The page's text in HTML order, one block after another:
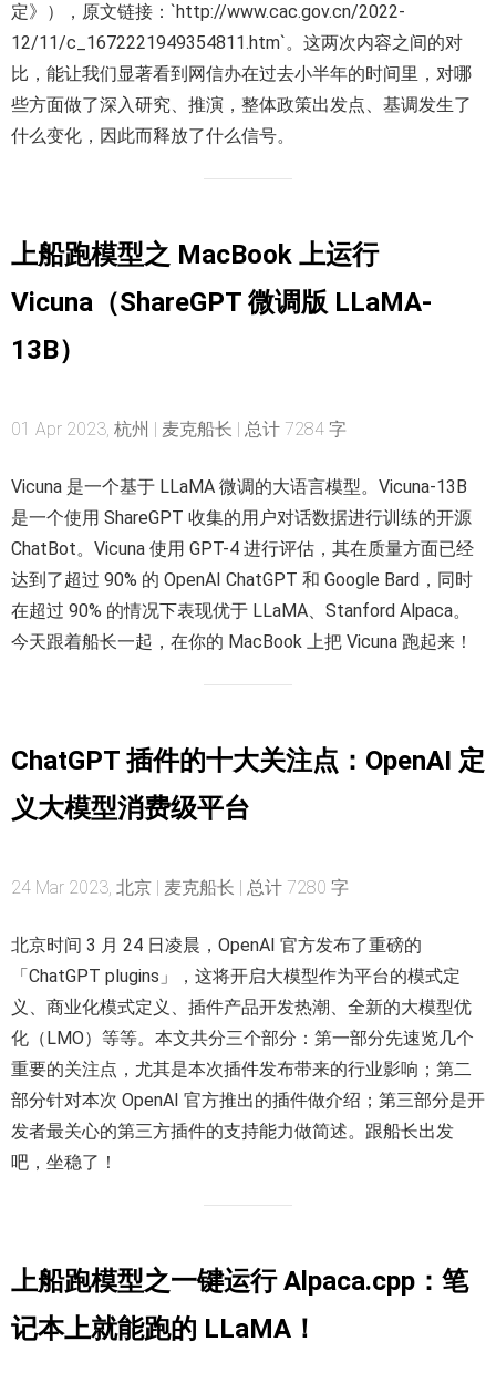
定》），原文链接：`http://www.cac.gov.cn/2022-
12/11/c_1672221949354811.htm`。这两次内容之间的对
比，能让我们显著看到网信办在过去小半年的时间里，对哪
些方面做了深入研究、推演，整体政策出发点、基调发生了
什么变化，因此而释放了什么信号。
上船跑模型之 MacBook 上运行
Vicuna（ShareGPT 微调版 LLaMA-
13B）
01 Apr 2023, 杭州 | 麦克船长 | 总计 7284 字
Vicuna 是一个基于 LLaMA 微调的大语言模型。Vicuna-13B
是一个使用 ShareGPT 收集的用户对话数据进行训练的开源
ChatBot。Vicuna 使用 GPT-4 进行评估，其在质量方面已经
达到了超过 90% 的 OpenAI ChatGPT 和 Google Bard，同时
在超过 90% 的情况下表现优于 LLaMA、Stanford Alpaca。
今天跟着船长一起，在你的 MacBook 上把 Vicuna 跑起来！
ChatGPT 插件的十大关注点：OpenAI 定
义大模型消费级平台
24 Mar 2023, 北京 | 麦克船长 | 总计 7280 字
北京时间 3 月 24 日凌晨，OpenAI 官方发布了重磅的
「ChatGPT plugins」，这将开启大模型作为平台的模式定
义、商业化模式定义、插件产品开发热潮、全新的大模型优
化（LMO）等等。本文共分三个部分：第一部分先速览几个
重要的关注点，尤其是本次插件发布带来的行业影响；第二
部分针对本次 OpenAI 官方推出的插件做介绍；第三部分是开
发者最关心的第三方插件的支持能力做简述。跟船长出发
吧，坐稳了！
上船跑模型之一键运行 Alpaca.cpp：笔
记本上就能跑的 LLaMA！